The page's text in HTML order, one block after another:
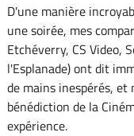
D'une manière
une soirée, mes
Etchéverry, CS Video,
l'Esplanade) ont dit
de mains inespérés,
bénédiction de la
expérience.